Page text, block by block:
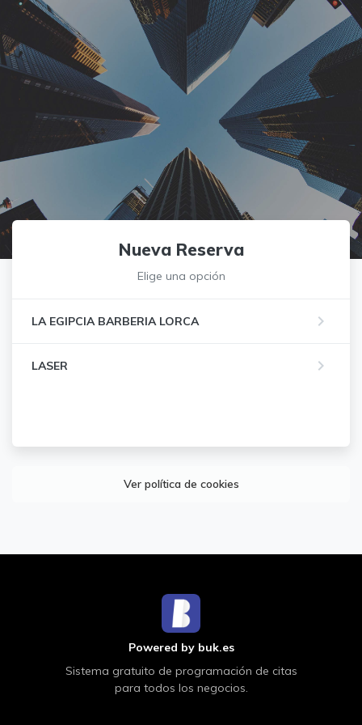
Nueva Reserva
Elige una opción
LA EGIPCIA BARBERIA LORCA keyboard_arrow_right
LASER keyboard_arrow_right
Ver política de cookies
Powered by buk.es
Sistema gratuito de programación de citas
para todos los negocios.